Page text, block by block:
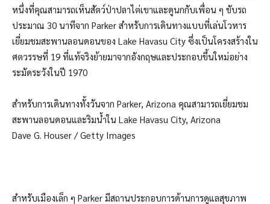
หนึ่งที่คุณสามารถเห็นสัตว์ป่าปลาไต่เขาและดูนกกับเพื่อน ๆ ขับรถ
ประมาณ 30 นาทีจาก Parker สำหรับการเดินทางแบบที่เล่นโวหาร
เยี่ยมชมสะพานลอนดอนของ Lake Havasu City ซึ่งเป็นโครงสร้างใน
ศตวรรษที่ 19 ที่แท้จริงย้ายมาจากอังกฤษและประกอบขึ้นใหม่อย่าง
ระมัดระวังในปี 1970
สำหรับการเดินทางทั้งวันจาก Parker, Arizona คุณสามารถเยี่ยมชม
สะพานลอนดอนและริมน้ำใน Lake Havasu City, Arizona
Dave G. Houser / Getty Images
สำหรับเมืองเล็ก ๆ Parker มีสถานประกอบการด้านการดูแลสุขภาพ